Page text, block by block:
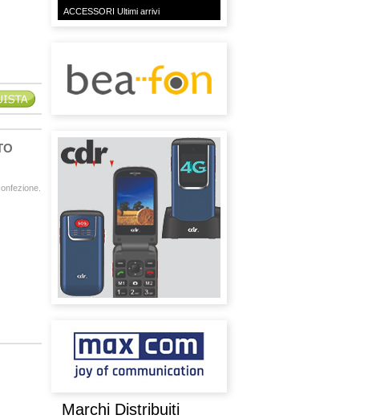
ACCESSORI Ultimi arrivi
Marchi Distribuiti